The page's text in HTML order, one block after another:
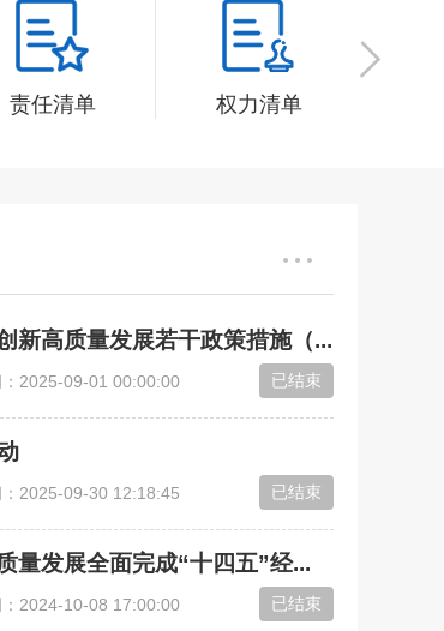
责任清单 权力清单
新高质量发展若干政策措施（...
2025-09-01 00:00:00 已结束
2025-09-30 12:18:45 已结束
量发展全面完成“十四五”经...
2024-10-08 17:00:00 已结束